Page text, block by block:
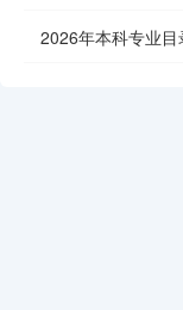
2026年本科专业